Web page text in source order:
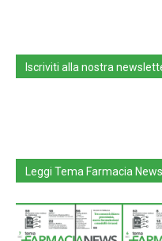
Iscriviti alla nostra
Leggi Tema Farmacia News